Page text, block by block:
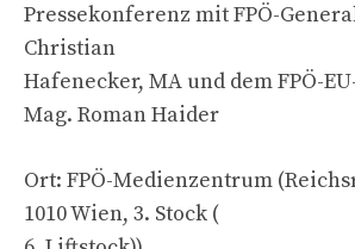
Pressekonferenz mit FPÖ-
Christian
Hafenecker, MA und dem FPÖ-
Mag. Roman Haider
Ort: FPÖ-Medienzentrum
1010 Wien, 3. Stock (